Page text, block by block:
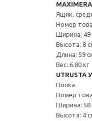
Ящик,
Номер
Ширина: 49
Высота: 8
Длина: 59
Вес: 6.80 кг
UTRUSTA
Полка
Номер
Ширина: 58
Высота: 4